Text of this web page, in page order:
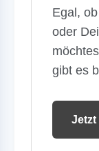
Egal,
oder
gibt es
Jetzt